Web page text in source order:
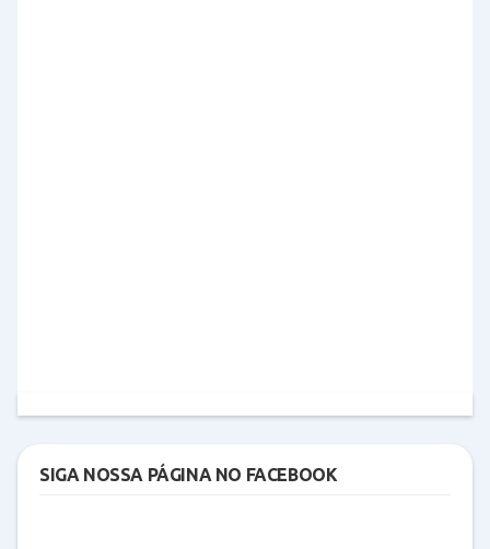
SIGA NOSSA PÁGINA NO FACEBOOK